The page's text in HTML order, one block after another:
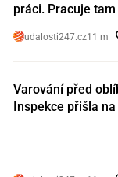
práci. Pracuje
udalosti247.cz11 m
Varování před
Inspekce přišla